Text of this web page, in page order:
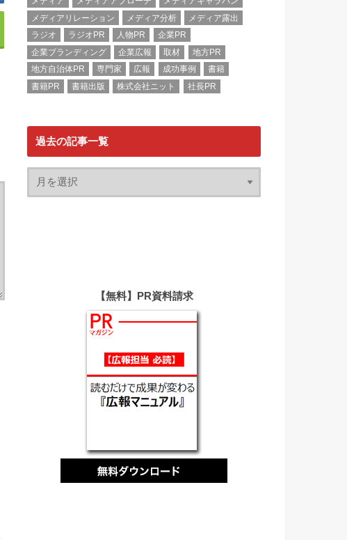
メディアリレーション
メディア分析
メディア露出
ラジオ
ラジオPR 人物PR
企業PR
企業ブランディング
企業広報 取材
地方PR
地方自治体PR
専門家 広報 成功事例
書籍
書籍PR
書籍出版 株式会社ニット 社長PR
過去の記事一覧
【無料】PR資料請求